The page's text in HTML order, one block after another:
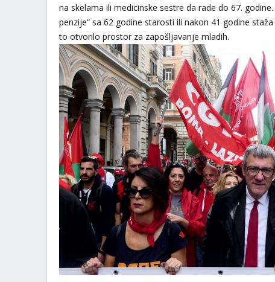
na skelama ili medicinske sestre da rade do 67.
penzije“ sa 62 godine starosti ili nakon 41 godine
to otvorilo prostor za zapošljavanje mladih.